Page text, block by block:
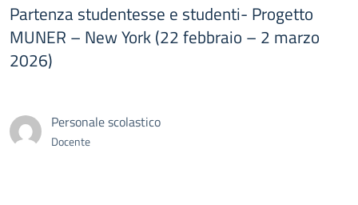
Partenza studentesse e studenti- Progetto
MUNER – New York (22 febbraio – 2 marzo
2026)
Personale scolastico
Docente